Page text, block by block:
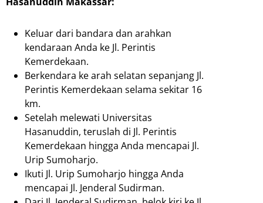
Keluar dari bandara dan arahkan
kendaraan Anda ke Jl. Perintis
Kemerdekaan.
Berkendara ke arah selatan sepanjang Jl.
Perintis Kemerdekaan selama sekitar 16
km.
Setelah melewati Universitas
Hasanuddin, teruslah di Jl. Perintis
Kemerdekaan hingga Anda mencapai Jl.
Urip Sumoharjo.
Ikuti Jl. Urip Sumoharjo hingga Anda
mencapai Jl. Jenderal Sudirman.